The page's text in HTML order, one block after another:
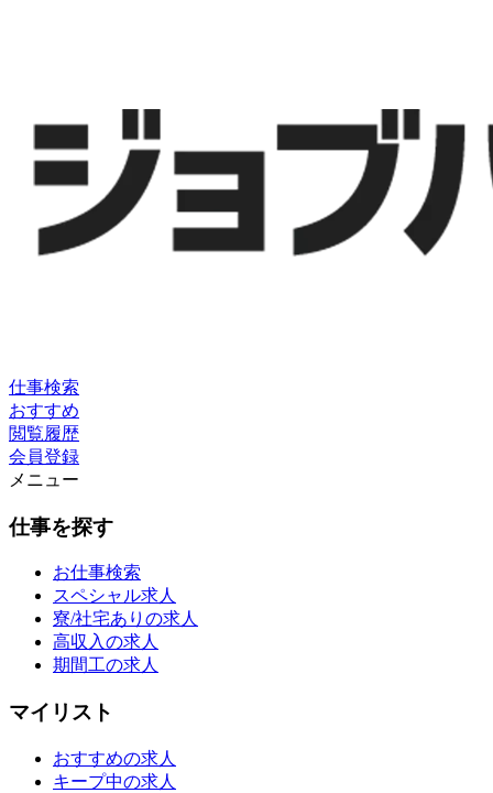
仕事検索
おすすめ
閲覧履歴
会員登録
メニュー
仕事を探す
お仕事検索
スペシャル求人
寮/社宅ありの求人
高収入の求人
期間工の求人
マイリスト
おすすめの求人
キープ中の求人